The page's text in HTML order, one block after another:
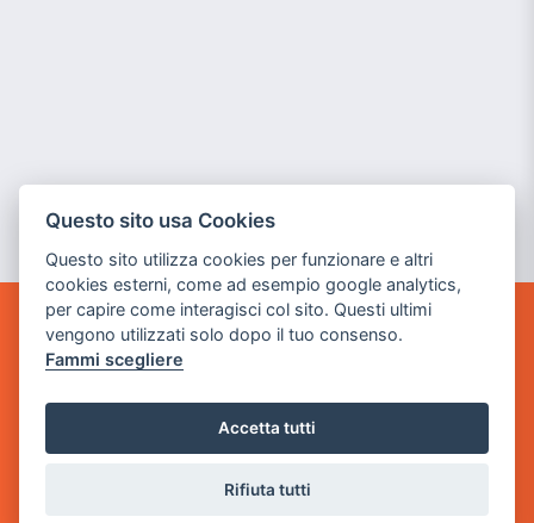
GAME WARP
BY POWER GAME SRL
via Villaggio dei Platani, 3
Questo sito usa Cookies
Questo sito utilizza cookies per funzionare e altri
cookies esterni, come ad esempio google analytics,
per capire come interagisci col sito. Questi ultimi
vengono utilizzati solo dopo il tuo consenso.
Fammi scegliere
Accetta tutti
Rifiuta tutti